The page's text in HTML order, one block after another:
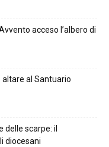
acceso l’albero di
altare al Santuario
delle scarpe: il
diocesani